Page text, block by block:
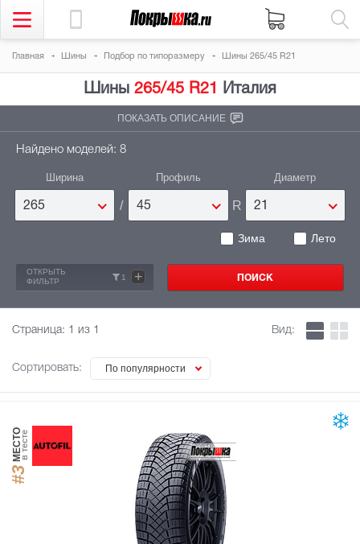
Главная Шины Подбор по типоразмеру Шины 265/45 R21
Шины 265/45 R21 Италия
ПОКАЗАТЬ ОПИСАНИЕ
Найдено моделей: 8
Ширина
265 /
Профиль
45 R
Диаметр
21
Зима Лето
ОТКРЫТЬ
ФИЛЬТР
1 +
Страница: 1 из 1
Сортировать: По популярности
Вид:
#3
МЕСТОв тесте